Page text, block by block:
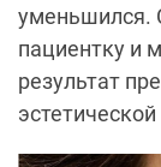
уменьшился.
пациентку и
результат